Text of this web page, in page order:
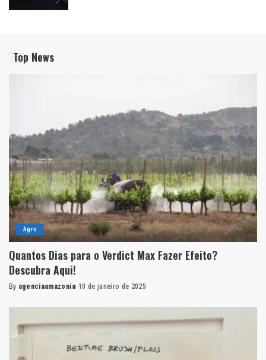
Top News
Agro
Quantos Dias para o Verdict Max Fazer Efeito?
Descubra Aqui!
By agenciaamazonia 10 de janeiro de 2025